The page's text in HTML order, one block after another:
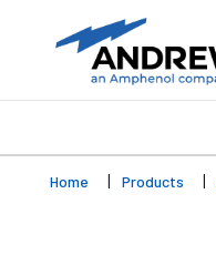
Home Products